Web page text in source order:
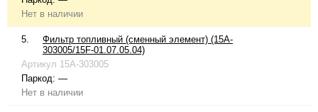
Нет в наличии
5.
Фильтр топливный (сменный элемент) (15A-
303005/15F-01.07.05.04)
Артикул 15A-303005
Паркод: —
Нет в наличии